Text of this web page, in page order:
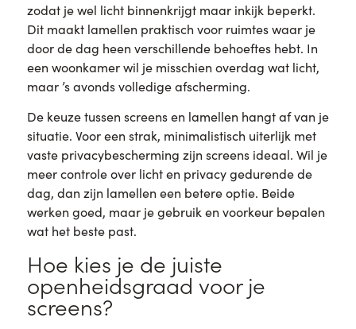
zodat je wel licht binnenkrijgt maar inkijk beperkt.
Dit maakt lamellen praktisch voor ruimtes waar je
door de dag heen verschillende behoeftes hebt. In
een woonkamer wil je misschien overdag wat licht,
maar ’s avonds volledige afscherming.
De keuze tussen screens en lamellen hangt af van je
situatie. Voor een strak, minimalistisch uiterlijk met
vaste privacybescherming zijn screens ideaal. Wil je
meer controle over licht en privacy gedurende de
dag, dan zijn lamellen een betere optie. Beide
werken goed, maar je gebruik en voorkeur bepalen
wat het beste past.
Hoe kies je de juiste
openheidsgraad voor je
screens?